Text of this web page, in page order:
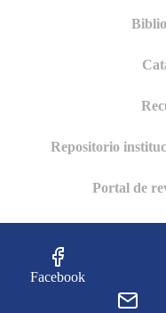
Repositorio
Portal de
Facebook